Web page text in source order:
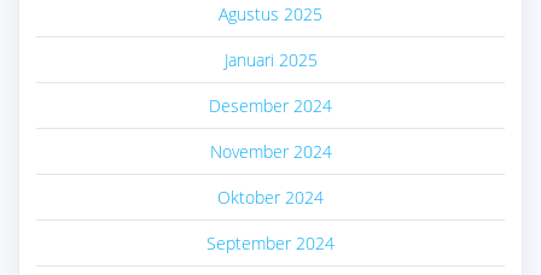
Agustus 2025
Januari 2025
Desember 2024
November 2024
Oktober 2024
September 2024